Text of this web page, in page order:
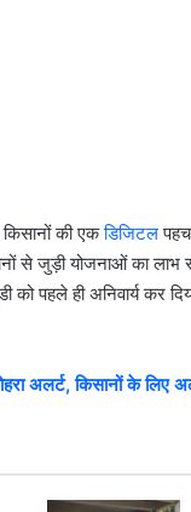
की एकडिजिटल
से जुड़ी योजनाओं का लाभ
पहले ही अनिवार्य कर
किसानों के लिए